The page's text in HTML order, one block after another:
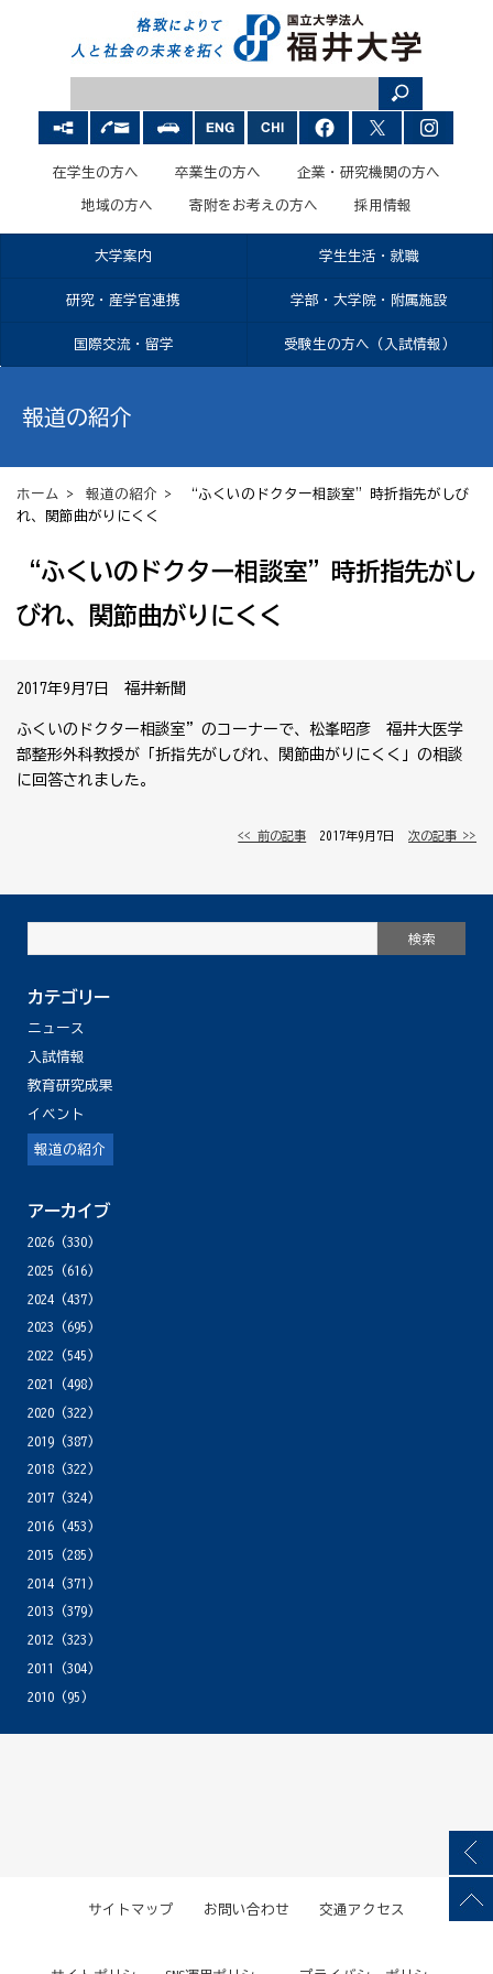
在学生の方へ 卒業生の方へ 企業・研究機関の方へ
地域の方へ 寄附をお考えの方へ 採用情報
大学案内 学生生活・就職
研究・産学官連携 学部・大学院・附属施設
国際交流・留学 受験生の方へ（入試情報）
報道の紹介
ホーム > 報道の紹介 > “ふくいのドクター相談室”時折指先がしび
れ、関節曲がりにくく
“ふくいのドクター相談室”時折指先がし
びれ、関節曲がりにくく
2017年9月7日 福井新聞
ふくいのドクター相談室”のコーナーで、松峯昭彦 福井大医学
部整形外科教授が「折指先がしびれ、関節曲がりにくく」の相談
に回答されました。
<< 前の記事 │ 2017年9月7日 │次の記事 >>
カテゴリー
ニュース
入試情報
教育研究成果
イベント
報道の紹介
アーカイブ
2026(330)
2025 (616)
2024(437)
2023 (695)
2022 (545)
2021
(498)
2020(322)
2019(387)
2018(322)
2017(324)
2016(453)
2015 (285)
2014(371)
2013 (379)
2012 (323)
2011
(304)
2010(95)
サイトマップ お問い合わせ 交通アクセス